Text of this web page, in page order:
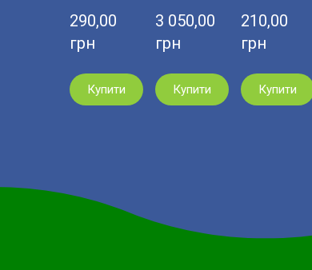
290,00
грн
Купити
3 050,00
грн
Купити
210,00
грн
Купити